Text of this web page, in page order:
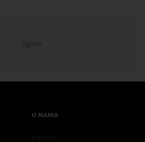
O NAMA
KONTAKT